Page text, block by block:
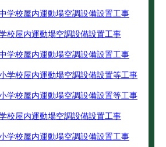
学校屋内運動場空調設備設置工事
校屋内運動場空調設備設置工事
学校屋内運動場空調設備設置工事
学校屋内運動場空調設備設置等工事
学校屋内運動場空調設備設置等工事
校屋内運動場空調設備設置工事
学校屋内運動場空調設備設置工事